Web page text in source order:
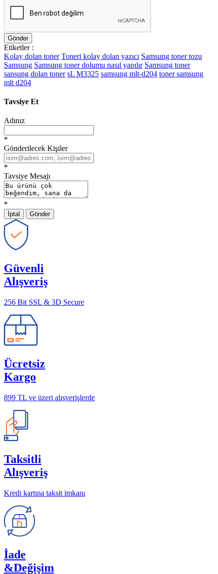
Gönder
Etiketler :
Kolay dolan toner Toneri kolay dolan yazıcı Samsung toner tozu
Samsung Samsung toner dolumu nasıl yapılır Samsung toner
sansung dolan toner sL M3325 samsung mlt-d204 toner samsung
mlt d204
Tavsiye Et
Adınız
*
Gönderilecek Kişiler
*
Tavsiye Mesajı
*
İptal Gönder
Güvenli
Alışveriş
256 Bit SSL & 3D Secure
Ücretsiz
Kargo
899 TL ve üzeri alışverişlerde
Taksitli
Alışveriş
Kredi kartına taksit imkanı
İade
&Değişim